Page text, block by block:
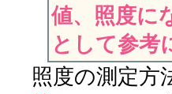
値、照度に
として参考
照度の測定方